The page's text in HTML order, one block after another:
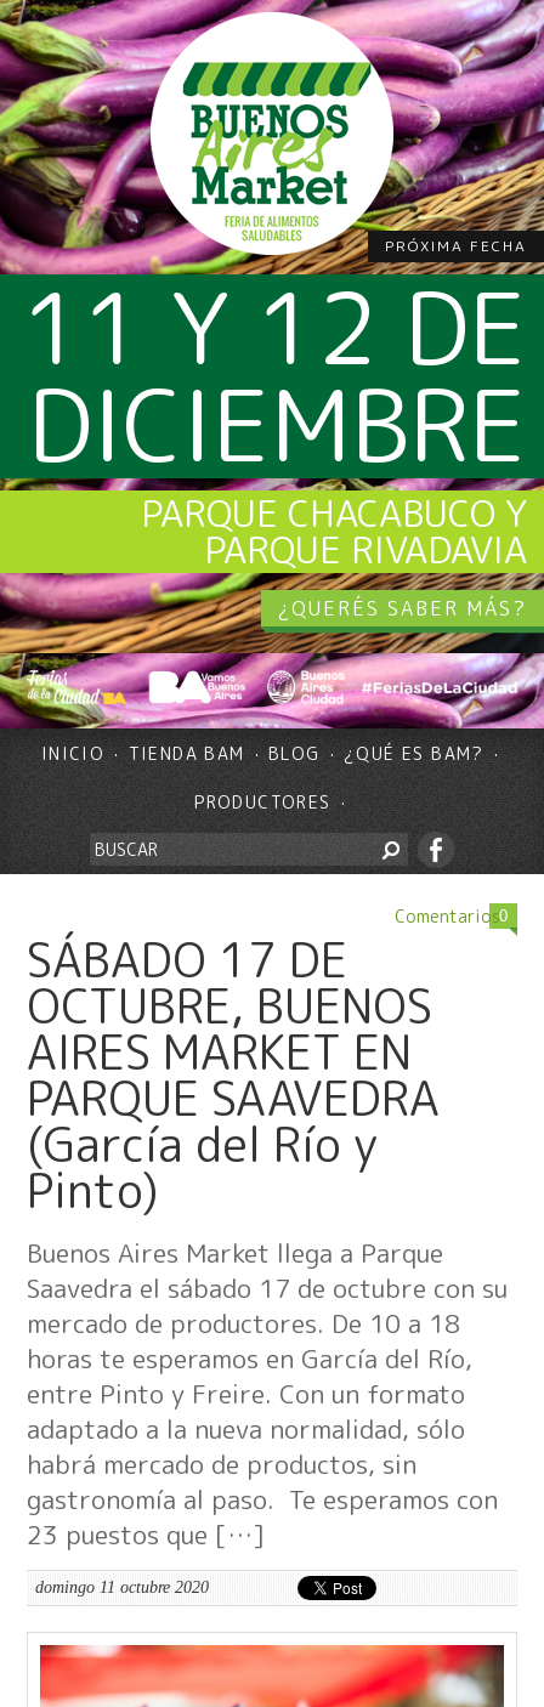
PRÓXIMA FECHA
11 Y 12 DE
DICIEMBRE
PARQUE CHACABUCO Y
PARQUE RIVADAVIA
¿QUERÉS SABER MÁS?
INICIO TIENDA BAM BLOG ¿QUÉ ES BAM?
PRODUCTORES
Comentarios0
SÁBADO 17 DE
OCTUBRE, BUENOS
AIRES MARKET EN
PARQUE SAAVEDRA
(García del Río y
Pinto)
Buenos Aires Market llega a Parque
Saavedra el sábado 17 de octubre con su
mercado de productores. De 10 a 18
horas te esperamos en García del Río,
entre Pinto y Freire. Con un formato
adaptado a la nueva normalidad, sólo
habrá mercado de productos, sin
gastronomía al paso. Te esperamos con
23 puestos que […]
domingo 11 octubre 2020